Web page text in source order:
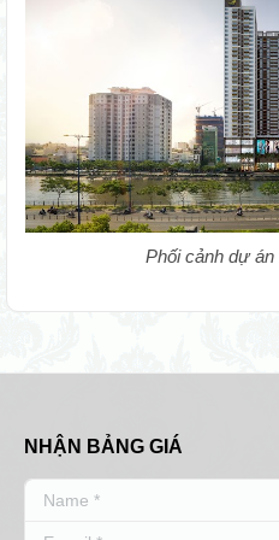
Phối cảnh dự án
NHẬN BẢNG GIÁ
Name *
E-mail *